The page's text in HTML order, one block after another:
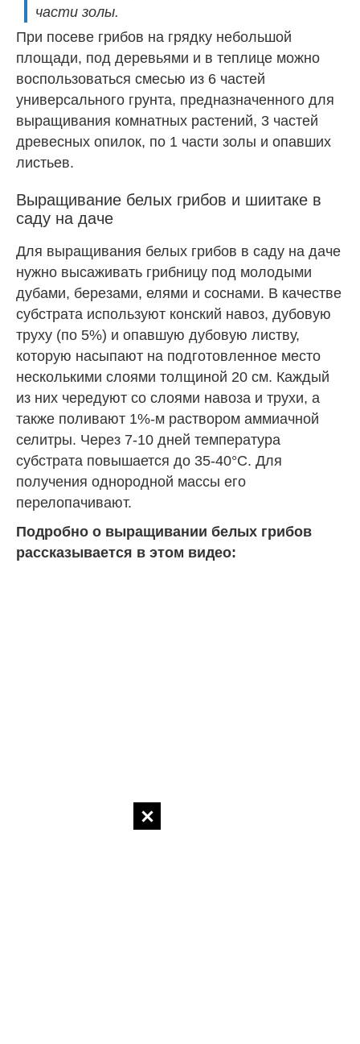
части золы.
При посеве грибов на грядку небольшой
площади, под деревьями и в теплице можно
воспользоваться смесью из 6 частей
универсального грунта, предназначенного для
выращивания комнатных растений, 3 частей
древесных опилок, по 1 части золы и опавших
листьев.
Выращивание белых грибов и шиитаке в
саду на даче
Для выращивания белых грибов в саду на даче
нужно высаживать грибницу под молодыми
дубами, березами, елями и соснами. В качестве
субстрата используют конский навоз, дубовую
труху (по 5%) и опавшую дубовую листву,
которую насыпают на подготовленное место
несколькими слоями толщиной 20 см. Каждый
из них чередуют со слоями навоза и трухи, а
также поливают 1%-м раствором аммиачной
селитры. Через 7-10 дней температура
субстрата повышается до 35-40°С. Для
получения однородной массы его
перелопачивают.
Подробно о выращивании белых грибов
рассказывается в этом видео: